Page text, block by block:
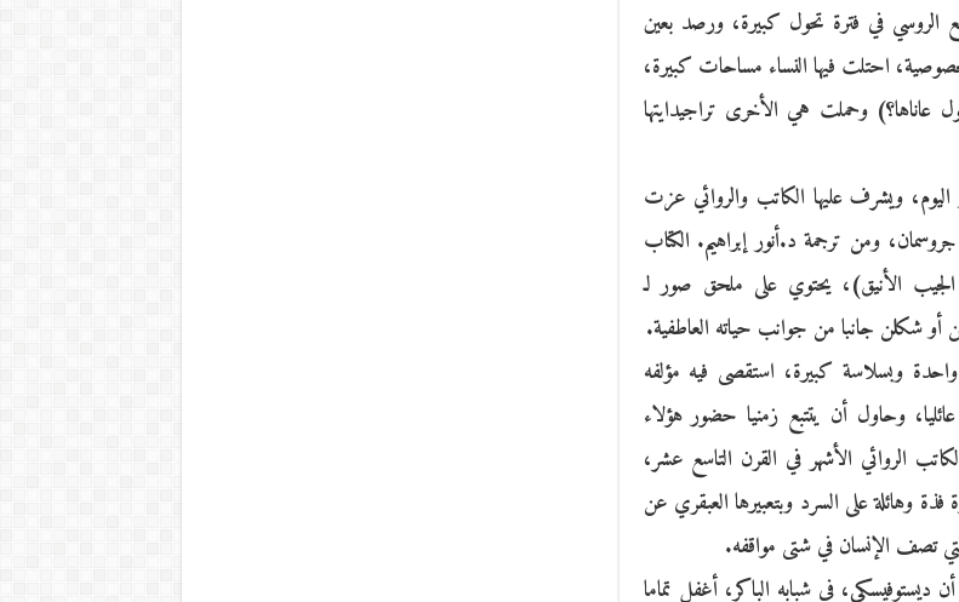
الروسي في فترة تحول كبيرة، ورصد بعين
احتلت فيها النساء مساحات كبيرة،
عاناها؟) وحملت هي الأخرى تراجيدايتها
ويشرف عليها الكاتب والروائي عزت
ومن ترجمة د.أنور إبراهيم. الكتاب
(قطع الجيب الأنيق)، يحتوي على ملحق صور لـ
شكلن جانبا من جوانب حياته العاطفية.
وبسلاسة كبيرة، استقصى فيه مؤلفه
عائليا، وحاول أن يتتبع زمنيا حضور هؤلاء
الروائي الأشهر في القرن التاسع عشر،
وهائلة على السرد وبتعبيرها العبقري عن
تصف الإنسان في شتى مواقفه.
في شبابه الباكر، أغفل تماما